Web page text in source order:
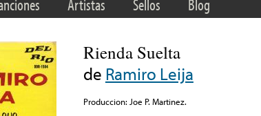
Artistas Sellos Blog
Rienda Suelta
de Ramiro Leija
Produccion: Joe P. Martinez.